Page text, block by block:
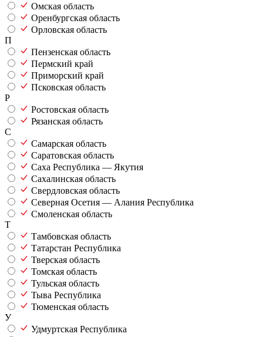
Омская область
Оренбургская область
Орловская область
П
Пензенская область
Пермский край
Приморский край
Псковская область
Р
Ростовская область
Рязанская область
С
Самарская область
Саратовская область
Саха Республика — Якутия
Сахалинская область
Свердловская область
Северная Осетия — Алания Республика
Смоленская область
Т
Тамбовская область
Татарстан Республика
Тверская область
Томская область
Тульская область
Тыва Республика
Тюменская область
У
Удмуртская Республика